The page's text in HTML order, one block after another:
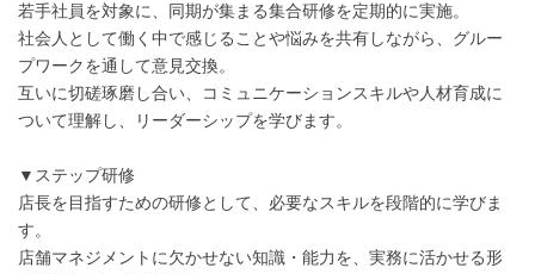
若手社員を対象に、同期が集まる集合研修を定期的に実施。
社会人として働く中で感じることや悩みを共有しながら、グルー
プワークを通して意見交換。
互いに切磋琢磨し合い、コミュニケーションスキルや人材育成に
ついて理解し、リーダーシップを学びます。
▼ステップ研修
店長を目指すための研修として、必要なスキルを段階的に学びま
す。
店舗マネジメントに欠かせない知識・能力を、実務に活かせる形